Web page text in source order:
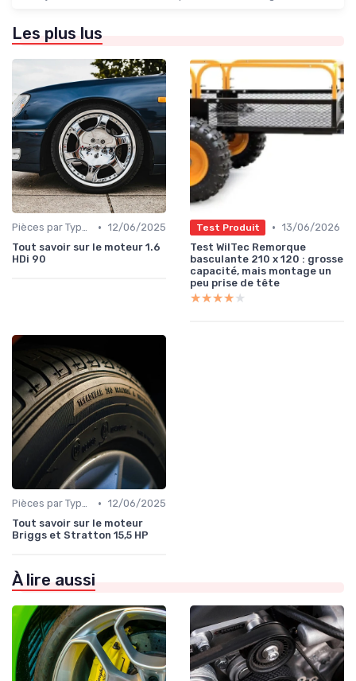
Les plus lus
Pièces par Type (Freins, Moteur, etc.) • 12/06/2025
Tout savoir sur le moteur 1.6
HDi 90
Test Produit • 13/06/2026
Test WilTec Remorque
basculante 210 x 120 : grosse
capacité, mais montage un
peu prise de tête
★★★★★
★★★★★
Pièces par Type (Freins, Moteur, etc.) • 12/06/2025
Tout savoir sur le moteur
Briggs et Stratton 15,5 HP
À lire aussi